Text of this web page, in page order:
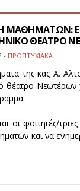
ΜΑΘΗΜΑΤΩΝ:
ΘΕΑΤΡΟ
- ΠΡΟΠΤΥΧΙΑΚΑ
της κας Α.
θέατρο
οι φοιτητές/
και να